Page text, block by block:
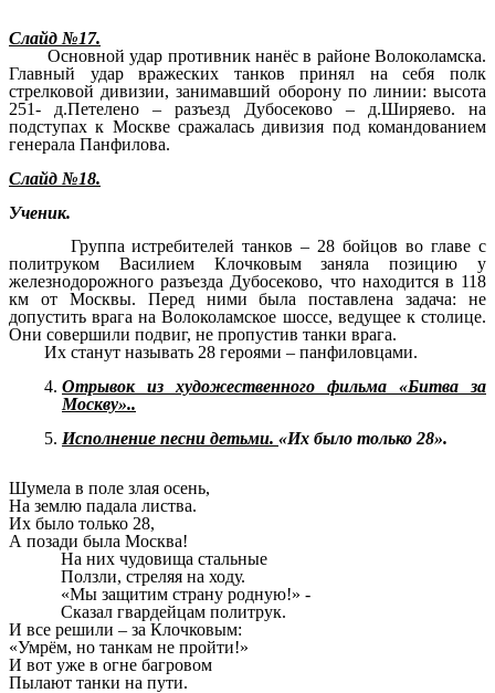
Слайд №17.
Основной удар противник нанёс в районе Волоколамска.
Главный удар вражеских танков принял на себя полк
стрелковой дивизии, занимавший оборону по линии: высота
251- д.Петелено – разъезд Дубосеково – д.Ширяево. на
подступах к Москве сражалась дивизия под командованием
генерала Панфилова.
Слайд №18.
Ученик.
Группа истребителей танков – 28 бойцов во главе с
политруком Василием Клочковым заняла позицию у
железнодорожного разъезда Дубосеково, что находится в 118
км от Москвы. Перед ними была поставлена задача: не
допустить врага на Волоколамское шоссе, ведущее к столице.
Они совершили подвиг, не пропустив танки врага.
Их станут называть 28 героями – панфиловцами.
Отрывок из художественного фильма «Битва за
Москву»..
Исполнение песни детьми. «Их было только 28».
Шумела в поле злая осень,
На землю падала листва.
Их было только 28,
А позади была Москва!
На них чудовища стальные
Ползли, стреляя на ходу.
«Мы защитим страну родную!» -
Сказал гвардейцам политрук.
И все решили – за Клочковым:
«Умрём, но танкам не пройти!»
И вот уже в огне багровом
Пылают танки на пути.